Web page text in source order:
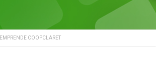
EMPRENDE COOPCLARET